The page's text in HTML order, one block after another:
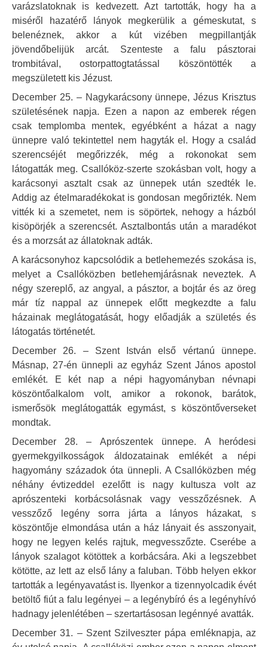
varázslatoknak is kedvezett. Azt tartották, hogy ha a
miséről hazatérő lányok megkerülik a gémeskutat, s
belenéznek, akkor a kút vizében megpillantják
jövendőbelijük arcát. Szenteste a falu pásztorai
trombitával, ostorpattogtatással köszöntötték a
megszületett kis Jézust.
December 25. – Nagykarácsony ünnepe, Jézus Krisztus
születésének napja. Ezen a napon az emberek régen
csak templomba mentek, egyébként a házat a nagy
ünnepre való tekintettel nem hagyták el. Hogy a család
szerencséjét megőrizzék, még a rokonokat sem
látogatták meg. Csallóköz-szerte szokásban volt, hogy a
karácsonyi asztalt csak az ünnepek után szedték le.
Addig az ételmaradékokat is gondosan megőrizték. Nem
vitték ki a szemetet, nem is söpörtek, nehogy a házból
kisöpörjék a szerencsét. Asztalbontás után a maradékot
és a morzsát az állatoknak adták.
A karácsonyhoz kapcsolódik a betlehemezés szokása is,
melyet a Csallóközben betlehemjárásnak neveztek. A
négy szereplő, az angyal, a pásztor, a bojtár és az öreg
már tíz nappal az ünnepek előtt megkezdte a falu
házainak meglátogatását, hogy előadják a születés és
látogatás történetét.
December 26. – Szent István első vértanú ünnepe.
Másnap, 27-én ünnepli az egyház Szent János apostol
emlékét. E két nap a népi hagyományban névnapi
köszöntőalkalom volt, amikor a rokonok, barátok,
ismerősök meglátogatták egymást, s köszöntőverseket
mondtak.
December 28. – Aprószentek ünnepe. A heródesi
gyermekgyilkosságok áldozatainak emlékét a népi
hagyomány századok óta ünnepli. A Csallóközben még
néhány évtizeddel ezelőtt is nagy kultusza volt az
aprószenteki korbácsolásnak vagy vesszőzésnek. A
vesszőző legény sorra járta a lányos házakat, s
köszöntője elmondása után a ház lányait és asszonyait,
hogy ne legyen kelés rajtuk, megvesszőzte. Cserébe a
lányok szalagot kötöttek a korbácsára. Aki a legszebbet
kötötte, az lett az első lány a faluban. Több helyen ekkor
tartották a legényavatást is. Ilyenkor a tizennyolcadik évét
betöltő fiút a falu legényei – a legénybíró és a legényhívó
hadnagy jelenlétében – szertartásosan legénnyé avatták.
December 31. – Szent Szilveszter pápa emléknapja, az